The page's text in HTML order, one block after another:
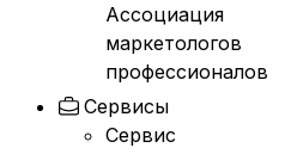
Ассоциация
маркетологов
профессионалов
Сервисы
Сервис